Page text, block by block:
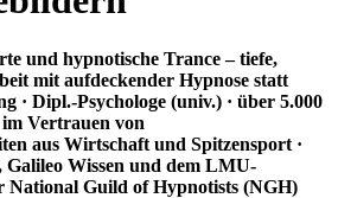
und hypnotische Trance – tiefe,
mit aufdeckender Hypnose statt
· Dipl.-Psychologe (univ.) · über 5.000
Vertrauen von
aus Wirtschaft und Spitzensport ·
Galileo Wissen und dem LMU-
National Guild of Hypnotists (NGH)